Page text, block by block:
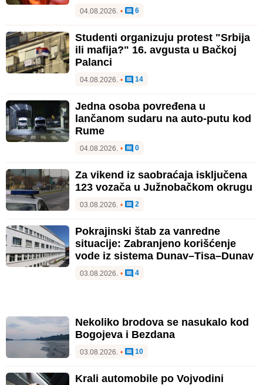
04.08.2026. • 6
Studenti organizuju protest "Srbija
ili mafija?" 16. avgusta u Bačkoj
Palanci
04.08.2026. • 14
Jedna osoba povređena u
lančanom sudaru na auto-putu kod
Rume
04.08.2026. • 0
Za vikend iz saobraćaja isključena
123 vozača u Južnobačkom okrugu
03.08.2026. • 2
Pokrajinski štab za vanredne
situacije: Zabranjeno korišćenje
vode iz sistema Dunav–Tisa–Dunav
03.08.2026. • 4
Nekoliko brodova se nasukalo kod
Bogojeva i Bezdana
03.08.2026. • 10
Krali automobile po Vojvodini